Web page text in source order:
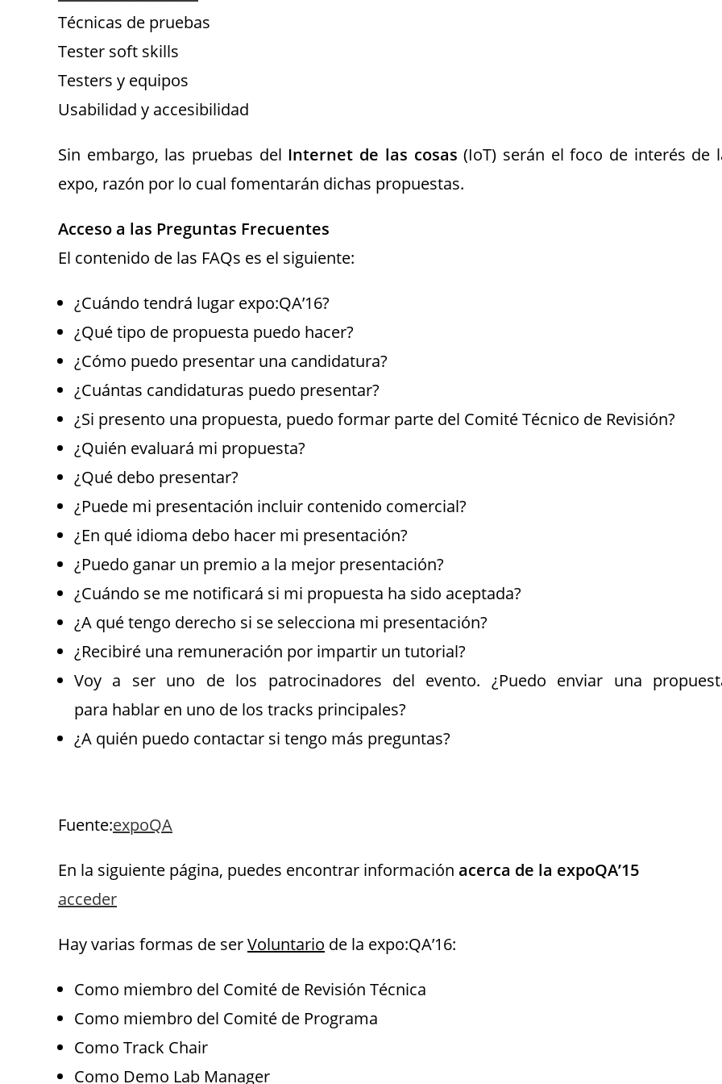
Técnicas de pruebas
Tester soft skills
Testers y equipos
Usabilidad y accesibilidad
Sin embargo, las pruebas del Internet de las cosas (IoT) serán el foco de interés de
expo, razón por lo cual fomentarán dichas propuestas.
Acceso a las Preguntas Frecuentes
El contenido de las FAQs es el siguiente:
¿Cuándo tendrá lugar expo:QA’16?
¿Qué tipo de propuesta puedo hacer?
¿Cómo puedo presentar una candidatura?
¿Cuántas candidaturas puedo presentar?
¿Si presento una propuesta, puedo formar parte del Comité Técnico de Revisión?
¿Quién evaluará mi propuesta?
¿Qué debo presentar?
¿Puede mi presentación incluir contenido comercial?
¿En qué idioma debo hacer mi presentación?
¿Puedo ganar un premio a la mejor presentación?
¿Cuándo se me notificará si mi propuesta ha sido aceptada?
¿A qué tengo derecho si se selecciona mi presentación?
¿Recibiré una remuneración por impartir un tutorial?
Voy a ser uno de los patrocinadores del evento. ¿Puedo enviar una
para hablar en uno de los tracks principales?
¿A quién puedo contactar si tengo más preguntas?
Fuente:expoQA
En la siguiente página, puedes encontrar información acerca de la expoQA’15
acceder
Hay varias formas de serVoluntario de la expo:QA’16:
Como miembro del Comité de Revisión Técnica
Como miembro del Comité de Programa
Como Track Chair
Como Demo Lab Manager